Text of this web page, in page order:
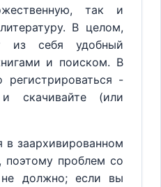
так и
В целом,
из себя удобный
и поиском. В
регистрироваться -
скачивайте (или
в заархивированном
поэтому проблем со
должно; если вы